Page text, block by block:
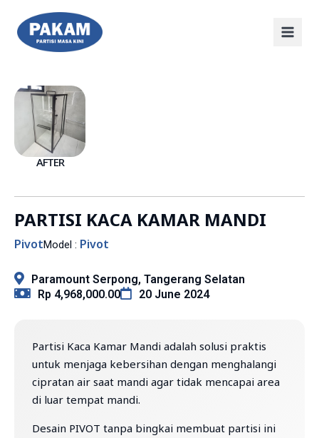
AFTER
PARTISI KACA KAMAR MANDI
PivotModel : Pivot
Paramount Serpong, Tangerang Selatan
Rp 4,968,000.00
20 June 2024
Partisi Kaca Kamar Mandi adalah solusi praktis
untuk menjaga kebersihan dengan menghalangi
cipratan air saat mandi agar tidak mencapai area
di luar tempat mandi.
Desain PIVOT tanpa bingkai membuat partisi ini